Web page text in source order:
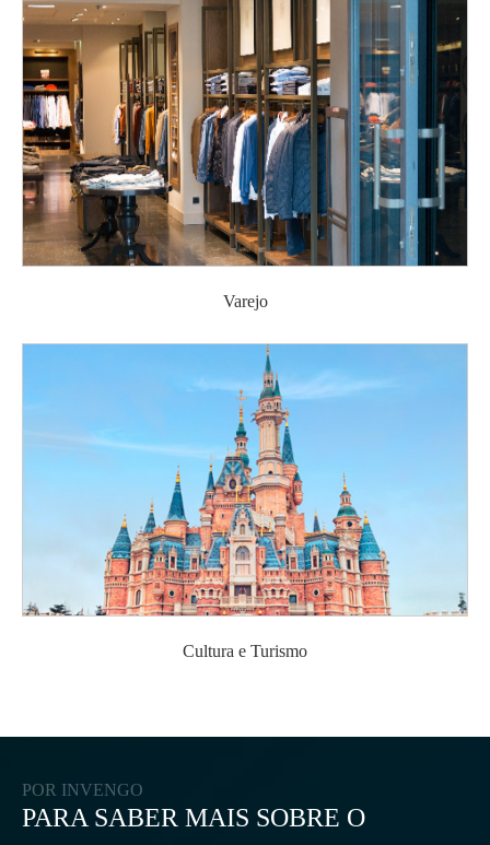
Varejo
Cultura e Turismo
POR INVENGO
PARA SABER MAIS SOBRE O